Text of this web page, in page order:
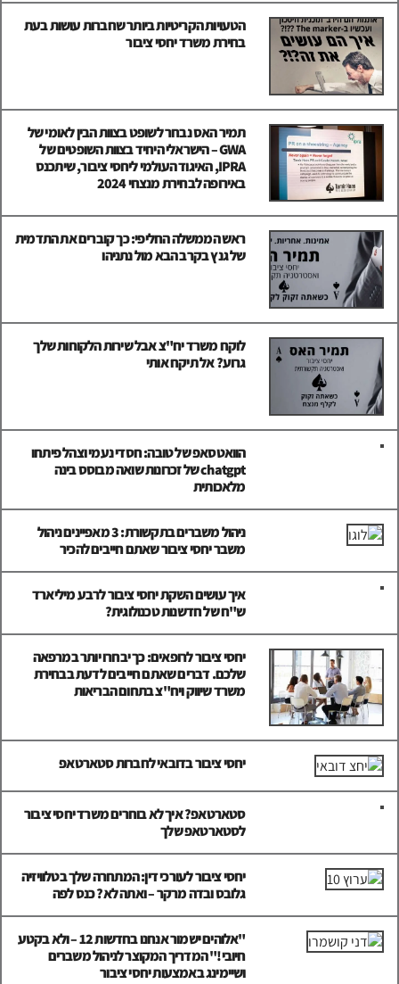
הטעויות הקריטיות ביותר שחברות עושות בעת
בחירת משרד יחסי ציבור
תמיר האס נבחר לשופט בצוות הבין לאומי של
GWA – הישראלי היחיד בצוות השופטים של
IPRA, האיגוד העולמי ליחסי ציבור, שיתכנס
באירופה לבחירת מנצחי 2024
ראש הממשלה החליפי: כך קוברים את התדמית
של גנץ בקרב הבא מול נתניהו
לוקח משרד יח"צ אבל שירות הלקוחות שלך
גרוע? אל תיקח אותי
הוואטסאפ של טובה: חסדי נעמי וצהל פיתחו
chatgpt של זכרונות שואה מבוסס בינה
מלאכותית
ניהול משברים בתקשורת: 3 מאפיינים ניהול
משבר יחסי ציבור שאתם חייבים להכיר
איך עושים השקת יחסי ציבור לרבע מיליארד
ש"ח של חדשנות טכנולוגית?
יחסי ציבור לרופאים: כך יבחרו יותר במרפאה
שלכם. דברים שאתם חייבים לדעת בבחירת
משרד שיווק ויח"צ בתחום הבריאות
יחסי ציבור בדובאי לחברות סטארטאפ
סטארטאפ? איך לא בוחרים משרד יחסי ציבור
לסטארטאפ שלך
יחסי ציבור לעורכי דין: המתחרה שלך בטלוויזיה
גלובס ובדה מרקר – ואתה לא? כנס לפה
"אלוהים ישמור אנחנו בחדשות 12 – ולא בקטע
חיובי!" המדריך המקוצר לניהול משברים
ושיימינג באמצעות יחסי ציבור